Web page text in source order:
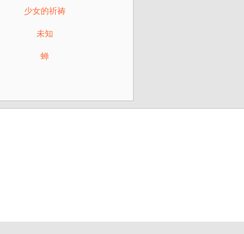
少女的祈祷
未知
蝉